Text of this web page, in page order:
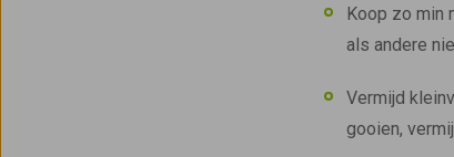
Koop zo min
als andere
Vermijd
gooien,